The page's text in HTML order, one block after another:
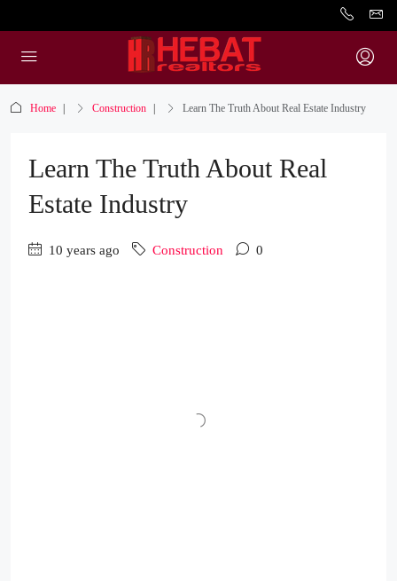
Home Construction Learn The Truth About Real Estate Industry
Learn The Truth About Real
Estate Industry
10 years ago Construction 0